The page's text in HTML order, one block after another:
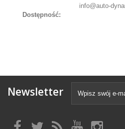
info@auto-
Dostępność:
Newsletter